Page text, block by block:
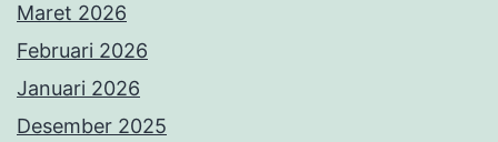
Maret 2026
Februari 2026
Januari 2026
Desember 2025